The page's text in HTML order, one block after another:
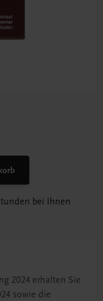
bei Ihnen
2024 erhalten Sie
sowie die